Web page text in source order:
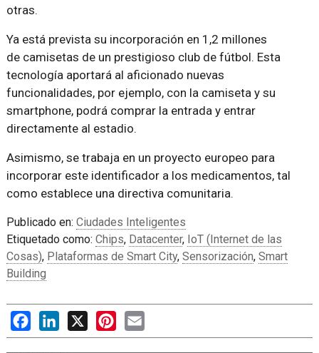
otras.
Ya está prevista su incorporación en 1,2 millones
de camisetas de un prestigioso club de fútbol. Esta
tecnología aportará al aficionado nuevas
funcionalidades, por ejemplo, con la camiseta y su
smartphone, podrá comprar la entrada y entrar
directamente al estadio.
Asimismo, se trabaja en un proyecto europeo para
incorporar este identificador a los medicamentos, tal
como establece una directiva comunitaria.
Publicado en: Ciudades Inteligentes
Etiquetado como: Chips, Datacenter, IoT (Internet de las
Cosas), Plataformas de Smart City, Sensorización, Smart
Building
FacebookLinkedIn
X PinterestEmail